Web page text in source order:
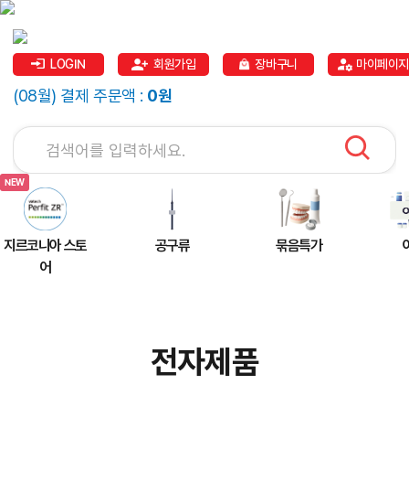
LOGIN 회원가입 장바구니 마이페이지
(08월) 결제 주문액 : 0원
지르코니아 스토
어
공구류 묶음특가
전자제품